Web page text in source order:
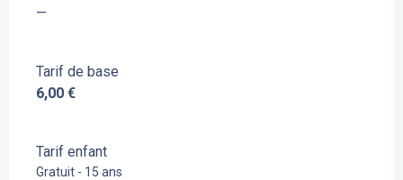
—
Tarif de base
6,00 €
Tarif enfant
Gratuit - 15 ans